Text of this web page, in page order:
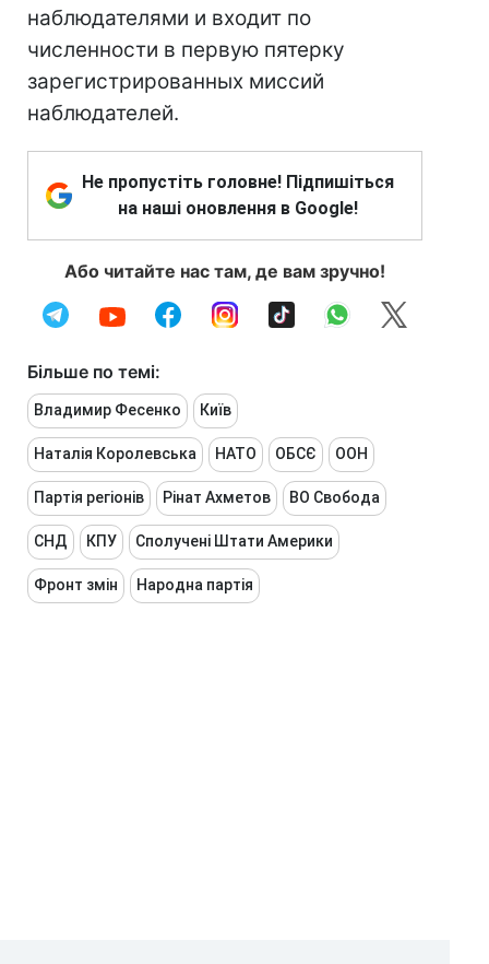
наблюдателями и входит по
численности в первую пятерку
зарегистрированных миссий
наблюдателей.
Не пропустіть головне! Підпишіться
на наші оновлення в Google!
Або читайте нас там, де вам зручно!
Більше по темі:
Владимир Фесенко Київ
Наталія Королевська НАТО ОБСЄ ООН
Партія регіонів Рінат Ахметов ВО Свобода
СНД КПУ Сполучені Штати Америки
Фронт змін Народна партія